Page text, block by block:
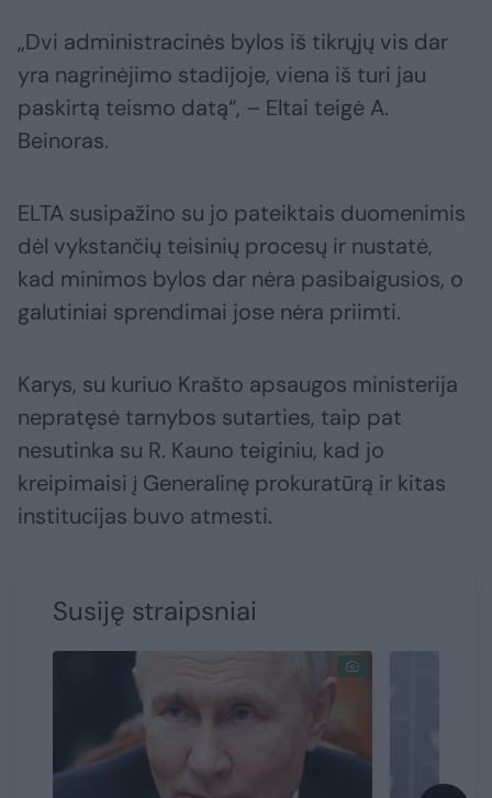
„Dvi administracinės bylos iš tikrųjų vis dar
yra nagrinėjimo stadijoje, viena iš turi jau
paskirtą teismo datą“, – Eltai teigė A.
Beinoras.
ELTA susipažino su jo pateiktais duomenimis
dėl vykstančių teisinių procesų ir nustatė,
kad minimos bylos dar nėra pasibaigusios, o
galutiniai sprendimai jose nėra priimti.
Karys, su kuriuo Krašto apsaugos ministerija
nepratęsė tarnybos sutarties, taip pat
nesutinka su R. Kauno teiginiu, kad jo
kreipimaisi į Generalinę prokuratūrą ir kitas
institucijas buvo atmesti.
Susiję straipsniai